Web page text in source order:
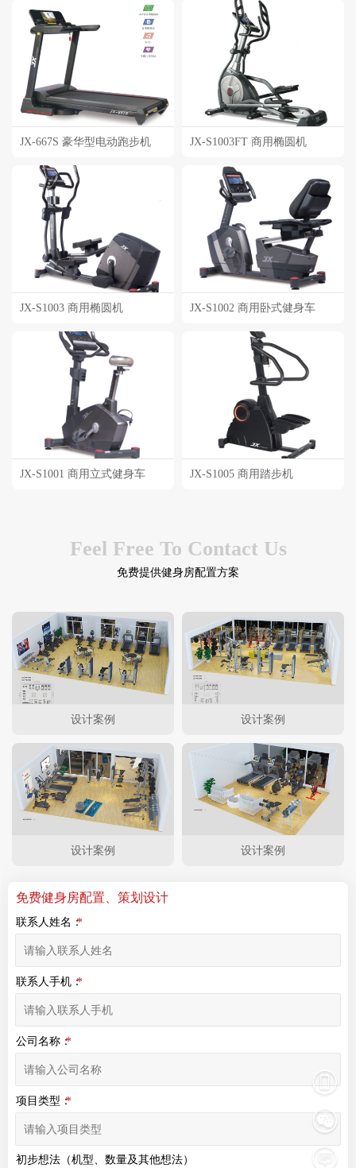
JX-667S 豪华型电动跑步机 JX-S1003FT 商用椭圆机
JX-S1003 商用椭圆机 JX-S1002 商用卧式健身车
JX-S1001 商用立式健身车 JX-S1005 商用踏步机
Feel Free To Contact Us
免费提供健身房配置方案
设计案例 设计案例
设计案例 设计案例
免费健身房配置、策划设计
联系人姓名：
联系人手机：
公司名称：
项目类型：
初步想法（机型、数量及其他想法）